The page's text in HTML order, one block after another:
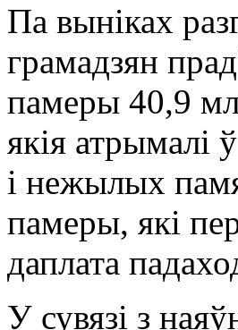
Па выніках
грамадзян
памеры 40,9
якія атрымалі
і нежылых
памеры, якi
даплата
У сувязі з